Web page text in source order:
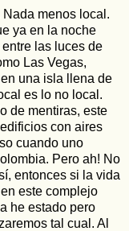
menos local.
ya en la noche
las luces de
Las Vegas,
una isla llena de
es lo no local.
de mentiras, este
con aires
cuando uno
Pero ah! No
entonces si la vida
este complejo
he estado pero
tal cual. Al